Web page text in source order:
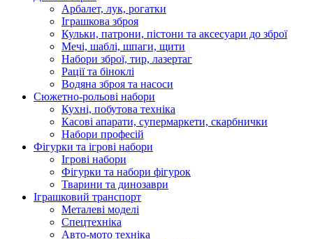
Арбалет, лук, рогатки
Іграшкова зброя
Кульки, патрони, пістони та аксесуари до зброї
Мечі, шаблі, шпаги, щити
Набори зброї, тир, лазертаг
Рації та біноклі
Водяна зброя та насоси
Сюжетно-рольові набори
Кухні, побутова техніка
Касові апарати, супермаркети, скарбнички
Набори професій
Фігурки та ігрові набори
Ігрові набори
Фігурки та набори фігурок
Тварини та динозаври
Іграшковий транспорт
Металеві моделі
Спецтехніка
Авто-мото техніка